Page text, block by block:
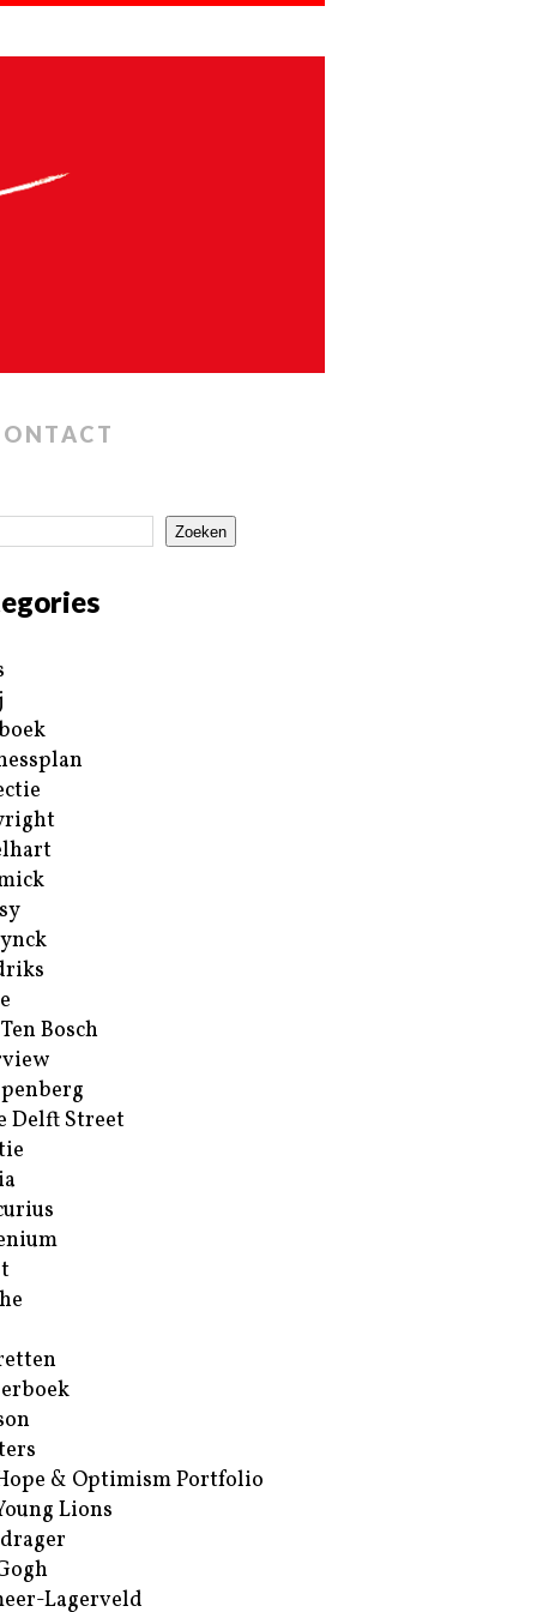
Zoeken
Bosch
Delft Street
& Optimism Portfolio
Lions
Lagerveld